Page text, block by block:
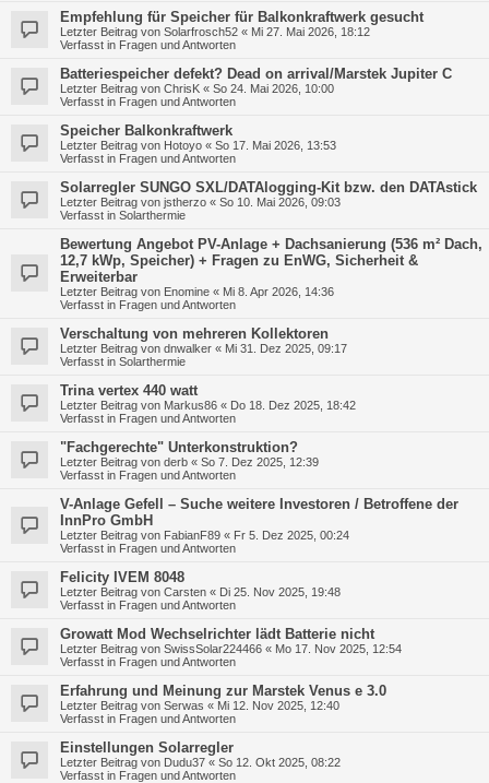
Empfehlung für Speicher für Balkonkraftwerk gesucht
Letzter Beitrag von Solarfrosch52 « Mi 27. Mai 2026, 18:12
Verfasst in Fragen und Antworten
Batteriespeicher defekt? Dead on arrival/Marstek Jupiter C
Letzter Beitrag von ChrisK « So 24. Mai 2026, 10:00
Verfasst in Fragen und Antworten
Speicher Balkonkraftwerk
Letzter Beitrag von Hotoyo « So 17. Mai 2026, 13:53
Verfasst in Fragen und Antworten
Solarregler SUNGO SXL/DATAlogging-Kit bzw. den DATAstick
Letzter Beitrag von jstherzo « So 10. Mai 2026, 09:03
Verfasst in Solarthermie
Bewertung Angebot PV-Anlage + Dachsanierung (536 m² Dach,
12,7 kWp, Speicher) + Fragen zu EnWG, Sicherheit &
Erweiterbar
Letzter Beitrag von Enomine « Mi 8. Apr 2026, 14:36
Verfasst in Fragen und Antworten
Verschaltung von mehreren Kollektoren
Letzter Beitrag von dnwalker « Mi 31. Dez 2025, 09:17
Verfasst in Solarthermie
Trina vertex 440 watt
Letzter Beitrag von Markus86 « Do 18. Dez 2025, 18:42
Verfasst in Fragen und Antworten
"Fachgerechte" Unterkonstruktion?
Letzter Beitrag von derb « So 7. Dez 2025, 12:39
Verfasst in Fragen und Antworten
V-Anlage Gefell – Suche weitere Investoren / Betroffene der
InnPro GmbH
Letzter Beitrag von FabianF89 « Fr 5. Dez 2025, 00:24
Verfasst in Fragen und Antworten
Felicity IVEM 8048
Letzter Beitrag von Carsten « Di 25. Nov 2025, 19:48
Verfasst in Fragen und Antworten
Growatt Mod Wechselrichter lädt Batterie nicht
Letzter Beitrag von SwissSolar224466 « Mo 17. Nov 2025, 12:54
Verfasst in Fragen und Antworten
Erfahrung und Meinung zur Marstek Venus e 3.0
Letzter Beitrag von Serwas « Mi 12. Nov 2025, 12:40
Verfasst in Fragen und Antworten
Einstellungen Solarregler
Letzter Beitrag von Dudu37 « So 12. Okt 2025, 08:22
Verfasst in Fragen und Antworten